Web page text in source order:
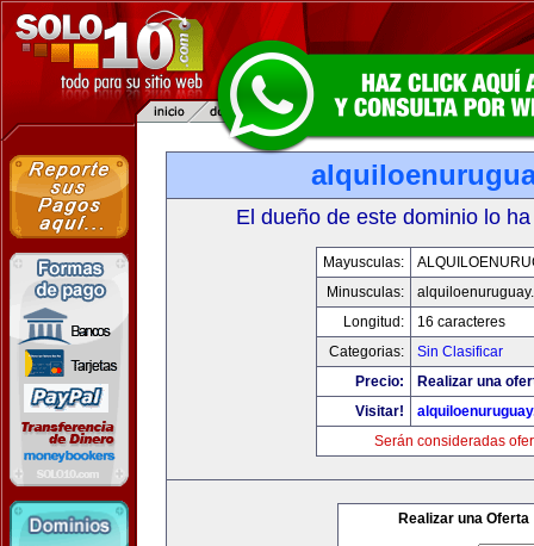
El dueño de este dominio lo
Mayusculas:
Minusculas:
Longitud:
16 caracteres
Categorias:
Sin Clasificar
Precio:
Realizar una
Visitar!
Serán consideradas
Realizar una Oferta